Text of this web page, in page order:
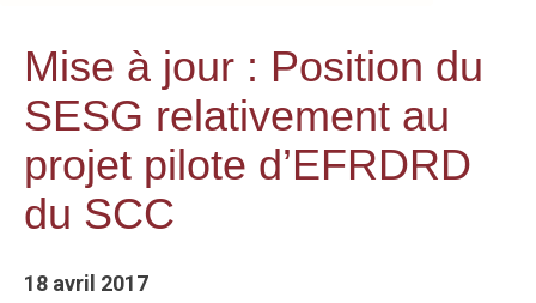
Mise à jour : Position du
SESG relativement au
projet pilote d’EFRDRD
du SCC
18 avril 2017